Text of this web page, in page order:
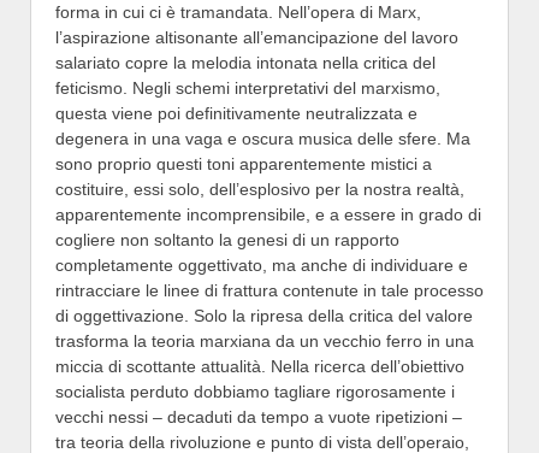
forma in cui ci è tramandata. Nell’opera di Marx,
l’aspirazione altisonante all’emancipazione del lavoro
salariato copre la melodia intonata nella critica del
feticismo. Negli schemi interpretativi del marxismo,
questa viene poi definitivamente neutralizzata e
degenera in una vaga e oscura musica delle sfere. Ma
sono proprio questi toni apparentemente mistici a
costituire, essi solo, dell’esplosivo per la nostra realtà,
apparentemente incomprensibile, e a essere in grado di
cogliere non soltanto la genesi di un rapporto
completamente oggettivato, ma anche di individuare e
rintracciare le linee di frattura contenute in tale processo
di oggettivazione. Solo la ripresa della critica del valore
trasforma la teoria marxiana da un vecchio ferro in una
miccia di scottante attualità. Nella ricerca dell’obiettivo
socialista perduto dobbiamo tagliare rigorosamente i
vecchi nessi – decaduti da tempo a vuote ripetizioni –
tra teoria della rivoluzione e punto di vista dell’operaio,